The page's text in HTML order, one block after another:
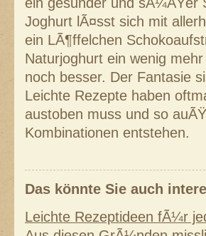
Joghurt lÃ¤sst sich mit
ein LÃ¶ffelchen
Naturjoghurt ein wenig
noch besser. Der Fantasie
Leichte Rezepte haben
austoben muss und so
Kombinationen entstehen.
Das könnte Sie auch
Leichte Rezeptideen fÃ¼r